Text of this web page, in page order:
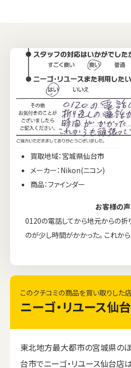
買取地域：宮城県仙台市
メーカー：Nikon(ニコン)
商品：ファインダー
お客様の声
0120の電話してから地元からの折
のが少し時間がかかった。 これか
このクチコミの商品を買い取りした
ニーゴ・リユース仙
東北地方最大都市の宮城県の
台市でニーゴ・リユース仙台店